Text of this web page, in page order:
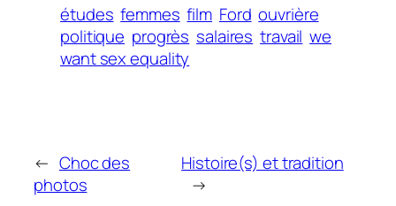
études femmes film Ford ouvrière
politique progrès salaires travail we
want sex equality
← Choc des
photos
Histoire(s) et tradition
→